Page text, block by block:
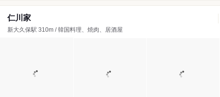
仁川家
新大久保駅 310m / 韓国料理、焼肉、居酒屋